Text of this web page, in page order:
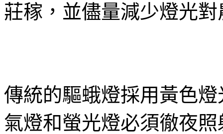
莊稼，並儘量減少燈光
傳統的驅蛾燈採用黃色
氣燈和螢光燈必須徹夜